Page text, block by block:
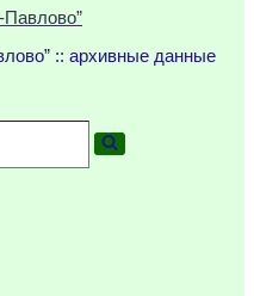
Павлово”
:: архивные данные